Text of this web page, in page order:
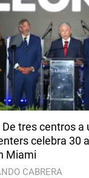
De tres centros a
celebra 30
Miami
CABRERA